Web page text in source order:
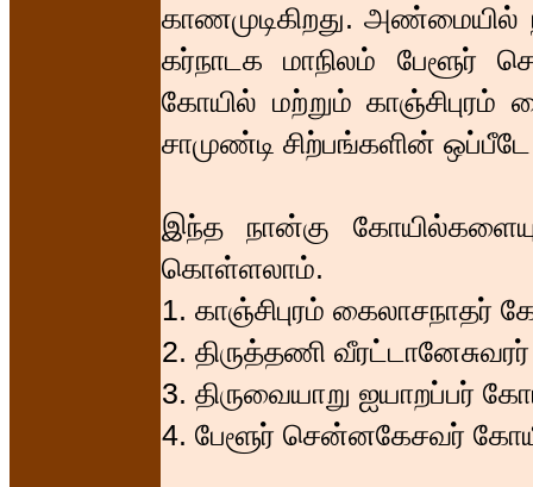
காணமுடிகிறது.
கர்நாடக மாநிலம் பேளூர்
கோயில் மற்றும்
சாமுண்டி சிற்பங்களின்
இந்த நான்கு
கொள்ளலாம்.
1. காஞ்சிபுரம் கைலாசநாதர்
2. திருத்தணி
3. திருவையாறு ஐயாறப்பர்
4. பேளூர் சென்னகேசவர்